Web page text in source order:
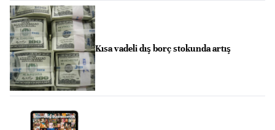
Kısa vadeli dış borç stokunda artış